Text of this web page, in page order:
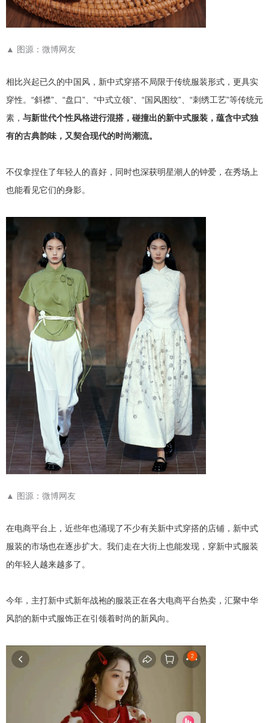
▲ 图源：微博网友
相比兴起已久的中国风，新中式穿搭不局限于传统服装形式，更具实
穿性。“斜襟”、“盘口”、“中式立领”、“国风图纹”、“刺绣工艺”等传统元
素， 与新世代个性风格进行混搭，碰撞出的新中式服装，蕴含中式独
有的古典韵味，又契合现代的时尚潮流。
不仅拿捏住了年轻人的喜好，同时也深获明星潮人的钟爱，在秀场上
也能看见它们的身影。
▲ 图源：微博网友
在电商平台上，近些年也涌现了不少有关新中式穿搭的店铺，新中式
服装的市场也在逐步扩大。我们走在大街上也能发现，穿新中式服装
的年轻人越来越多了。
今年，主打新中式新年战袍的服装正在各大电商平台热卖，汇聚中华
风韵的新中式服饰正在引领着时尚的新风向。